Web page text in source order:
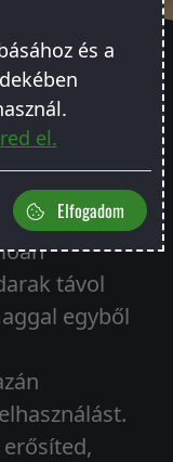
távol
egyből
és a
el.
Elfogadom